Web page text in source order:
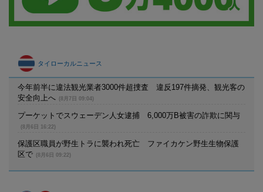
タイローカルニュース
今年前半に違法観光業者3000件超捜査 違反197件摘発、観光客の
安全向上へ
(8月7日 09:04)
プーケットでスウェーデン人女逮捕 6,000万B被害の詐欺に関与
(8月6日 16:22)
保護区職員が野生トラに襲われ死亡 ファイカケン野生生物保護
区で
(8月6日 09:22)